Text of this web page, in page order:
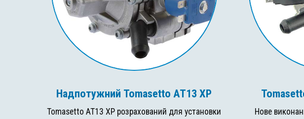
Надпотужний Tomasetto AT13 XP
Tomasetto AT13 XP розрахований для установки
Нове